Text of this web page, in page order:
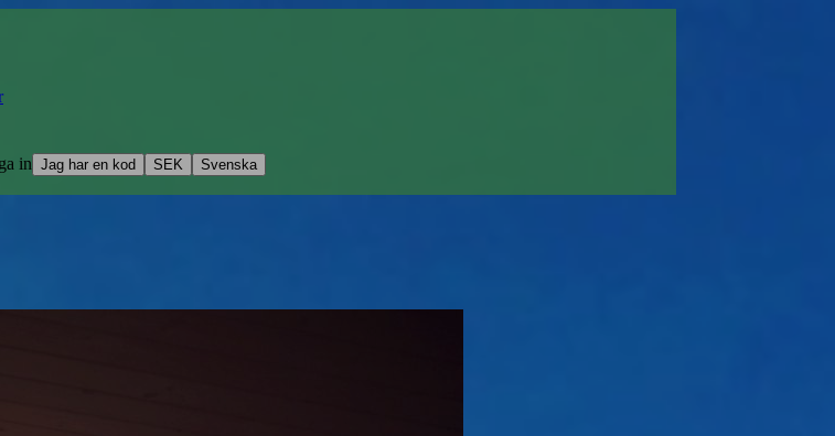
in Jag har en kod SEK Svenska